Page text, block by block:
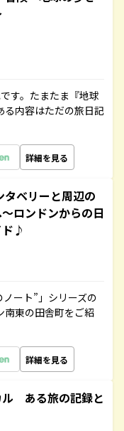
す。たまたま『地球
る内容はただの旅日記
詳細を見る
ベリーと周辺の
ロンドンからの日
ド♪
ート”」シリーズの
南東の田舎町をご紹
詳細を見る
ル ある旅の記録と